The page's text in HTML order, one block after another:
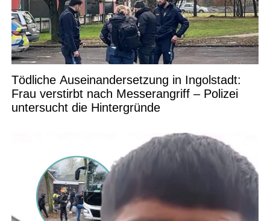
Tödliche Auseinandersetzung in Ingolstadt:
Frau verstirbt nach Messerangriff – Polizei
untersucht die Hintergründe